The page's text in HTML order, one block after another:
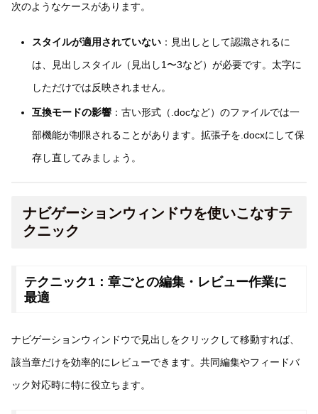
次のようなケースがあります。
スタイルが適用されていない：見出しとして認識されるに
は、見出しスタイル（見出し1〜3など）が必要です。太字に
しただけでは反映されません。
互換モードの影響：古い形式（.docなど）のファイルでは一
部機能が制限されることがあります。拡張子を.docxにして保
存し直してみましょう。
ナビゲーションウィンドウを使いこなすテ
クニック
テクニック1：章ごとの編集・レビュー作業に
最適
ナビゲーションウィンドウで見出しをクリックして移動すれば、
該当章だけを効率的にレビューできます。共同編集やフィードバ
ック対応時に特に役立ちます。